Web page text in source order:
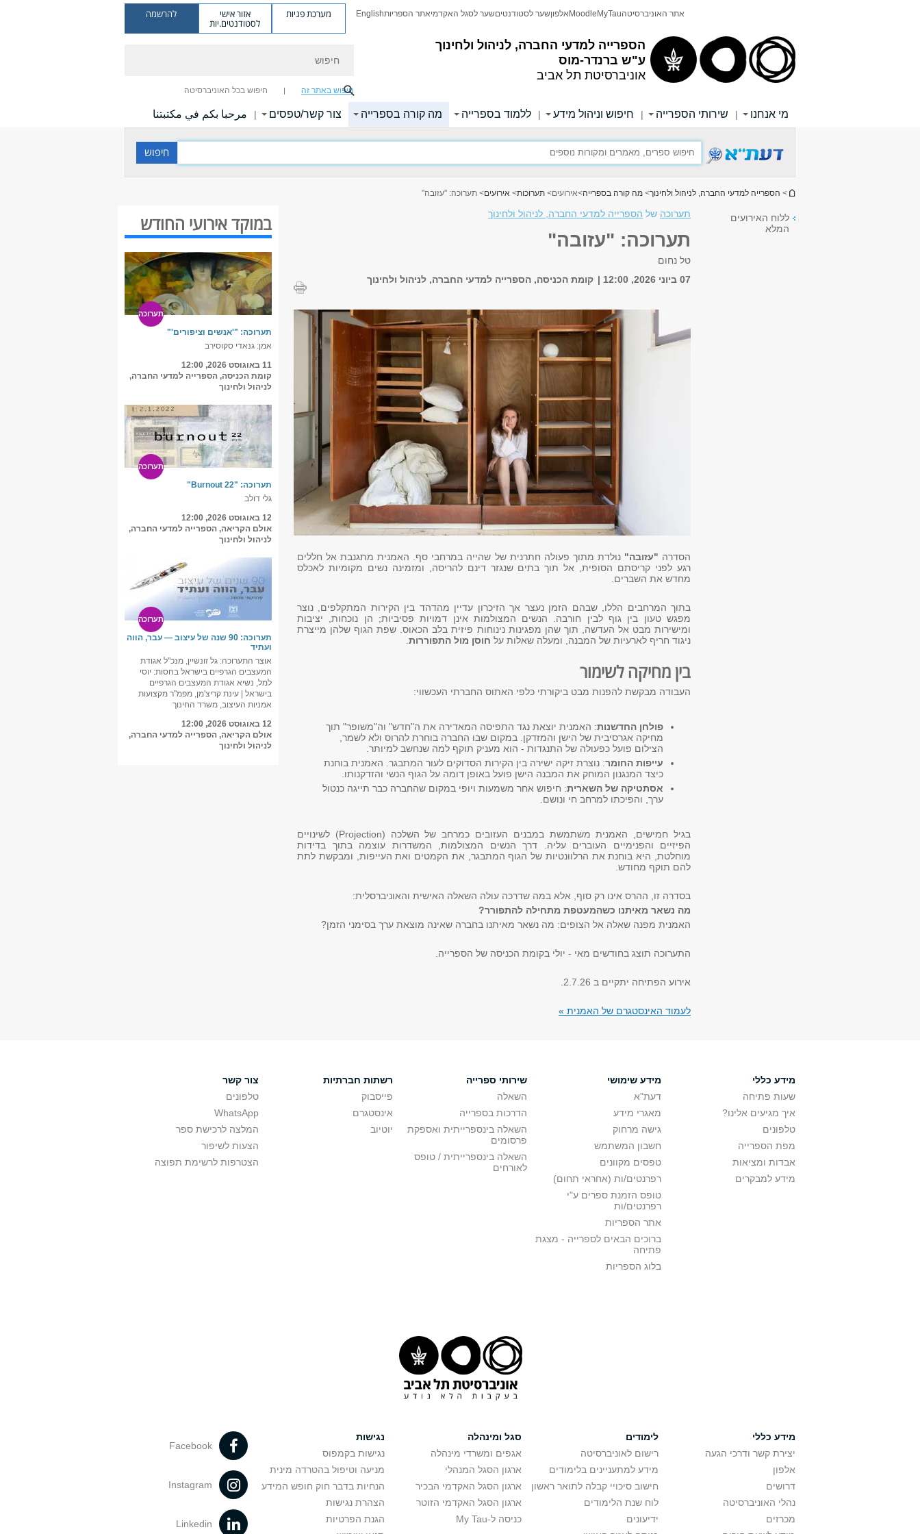
הספרייה למדעי החברה, לניהול ולחינוך
ע"ש ברנדר-מוס
אוניברסיטת תל אביב
אתר האוניברסיטהMyTau
Moodle אלפוןשער לסטודנטיםשער לסגל האקדמיאתר הספריותEnglish מערכת פניות אזור אישי
לסטודנטים.יות
להרשמה
חיפוש באתר זה חיפוש בכל האוניברסיטה
מי אנחנו | שירותי הספרייה | חיפוש וניהול מידע | ללמוד בספרייה מה קורה בספרייה צור קשר/טפסים | مرحبا بكم في مكتبتنا
הינך נמצא כאן
> הספרייה למדעי החברה, לניהול ולחינוך> מה קורה בספרייה>אירועים> תערוכות> אירועים> תערוכה: "עזובה"
ללוח האירועים
המלא
תערוכה של הספרייה למדעי החברה, לניהול ולחינוך
תערוכה: "עזובה"
טל נחום
07 ביוני 2026, 12:00
קומת הכניסה, הספרייה למדעי החברה, לניהול ולחינוך
הסדרה "עזובה" נולדת מתוך פעולה חתרנית של שהייה במרחבי סף. האמנית מתגנבת אל חללים
רגע לפני קריסתם הסופית, אל תוך בתים שנגזר דינם להריסה, ומזמינה נשים מקומיות לאכלס
מחדש את השברים.
בתוך המרחבים הללו, שבהם הזמן נעצר אך הזיכרון עדיין מהדהד בין הקירות המתקלפים, נוצר
מפגש טעון בין גוף לבין חורבה. הנשים המצולמות אינן דמויות פסיביות; הן נוכחות, יציבות
ומישירות מבט אל העדשה, תוך שהן מפגינות נינוחות פיזית בלב הכאוס. שפת הגוף שלהן מייצרת
ניגוד חריף לארעיות של המבנה, ומעלה שאלות על חוסן מול התפוררות
בין מחיקה לשימור
העבודה מבקשת להפנות מבט ביקורתי כלפי האתוס החברתי העכשווי:
פולחן החדשנות: האמנית יוצאת נגד התפיסה המאדירה את ה"חדש" וה"משופר" תוך
מחיקה אגרסיבית של הישן והמזדקן. במקום שבו החברה בוחרת להרוס ולא לשמר,
הצילום פועל כפעולה של התנגדות - הוא מעניק תוקף למה שנחשב למיותר.
עייפות החומר: נוצרת זיקה ישירה בין הקירות הסדוקים לעור המתבגר. האמנית בוחנת
כיצד המנגנון המוחק את המבנה הישן פועל באופן דומה על הגוף הנשי והזדקנותו.
אסתטיקה של השארית: חיפוש אחר משמעות ויופי במקום שהחברה כבר תייגה כנטול
ערך, והפיכתו למרחב חי ונושם.
בגיל חמישים, האמנית משתמשת במבנים העזובים כמרחב של השלכה (Projection) לשינויים
הפיזיים והפנימיים העוברים עליה. דרך הנשים המצולמות, המשדרות עוצמה בתוך בדידות
מוחלטת, היא בוחנת את הרלוונטיות של הגוף המתבגר, את הקמטים ואת העייפות, ומבקשת לתת
להם תוקף מחודש.
בסדרה זו, ההרס אינו רק סוף, אלא במה שדרכה עולה השאלה האישית והאוניברסלית:
מה נשאר מאיתנו כשהמעטפת מתחילה להתפורר?
האמנית מפנה שאלה אל הצופים: מה נשאר מאיתנו בחברה שאינה מוצאת ערך בסימני הזמן?
התערוכה תוצג בחודשים מאי - יולי בקומת הכניסה של הספרייה.
אירוע הפתיחה יתקיים ב 2.7.26.
לעמוד האינסטגרם של האמנית »
במוקד אירועי החודש
תערוכה
תערוכה: "'אנשים וציפורים'"
אמן: גנאדי סקוסירב
11 באוגוסט 2026, 12:00
קומת הכניסה, הספרייה למדעי החברה,
לניהול ולחינוך
תערוכה
תערוכה: "Burnout 22"
גלי דולב
12 באוגוסט 2026, 12:00
אולם הקריאה, הספרייה למדעי החברה,
לניהול ולחינוך
תערוכה
תערוכה: 90 שנה של עיצוב — עבר, הווה
ועתיד
אוצר התערוכה: גל זונשיין, מנכ"ל אגודת
המעצבים הגרפיים בישראל בחסות: יוסי
למל, נשיא אגודת המעצבים הגרפיים
בישראל | עינת קריצ'מן, מפמ"ר מקצועות
אמניות העיצוב, משרד החינוך
12 באוגוסט 2026, 12:00
אולם הקריאה, הספרייה למדעי החברה,
לניהול ולחינוך
מידע כללי
שעות פתיחה
איך מגיעים אלינו?
טלפונים
מפת הספרייה
אבדות ומציאות
מידע למבקרים
מידע שימושי
דעת"א
מאגרי מידע
גישה מרחוק
חשבון המשתמש
טפסים מקוונים
רפרנטים/ות (אחראי תחום)
טופס הזמנת ספרים ע"י
רפרנטים/ות
אתר הספריות
ברוכים הבאים לספרייה - מצגת
פתיחה
בלוג הספריות
שירותי ספרייה
השאלה
הדרכות בספרייה
השאלה בינספרייתית ואספקת
פרסומים
השאלה בינספרייתית / טופס
לאורחים
רשתות חברתיות
פייסבוק
אינסטגרם
יוטיוב
צור קשר
טלפונים
WhatsApp
המלצה לרכישת ספר
הצעות לשיפור
הצטרפות לרשימת תפוצה
מידע כללי
יצירת קשר ודרכי הגעה
אלפון
דרושים
נהלי האוניברסיטה
מכרזים
לימודים
רישום לאוניברסיטה
מידע למתעניינים בלימודים
חישוב סיכויי קבלה לתואר ראשון
לוח שנת הלימודים
ידיעונים
סגל ומינהלה
אגפים ומשרדי מינהלה
ארגון הסגל המנהלי
ארגון הסגל האקדמי הבכיר
ארגון הסגל האקדמי הזוטר
כניסה ל-My Tau
נגישות
נגישות בקמפוס
מניעה וטיפול בהטרדה מינית
הנחיות בדבר חוק חופש המידע
הצהרת נגישות
הגנת הפרטיות
Facebook
Instagram
Linkedin